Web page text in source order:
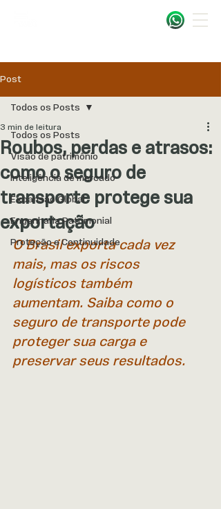
Post
Todos os Posts
Visão de patrimônio
Inteligência de mercado
Expansão Global
Engenharia Patrimonial
Proteção e Continuidade
Todos os Posts
Roubos, perdas e atrasos:
como o seguro de
transporte protege sua
exportação
3 min de leitura
O Brasil exporta cada vez
mais, mas os riscos
logísticos também
aumentam. Saiba como o
seguro de transporte pode
proteger sua carga e
preservar seus resultados.